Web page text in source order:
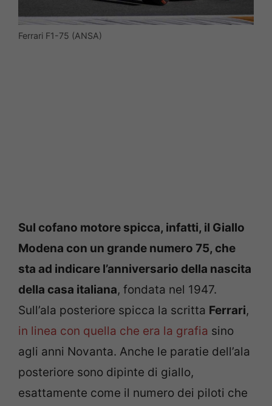
Ferrari F1-75 (ANSA)
Sul cofano motore spicca, infatti, il Giallo
Modena con un grande numero 75, che
sta ad indicare l’anniversario della nascita
della casa italiana, fondata nel 1947.
Sull’ala posteriore spicca la scritta Ferrari,
in linea con quella che era la grafia sino
agli anni Novanta. Anche le paratie dell’ala
posteriore sono dipinte di giallo,
esattamente come il numero dei piloti che